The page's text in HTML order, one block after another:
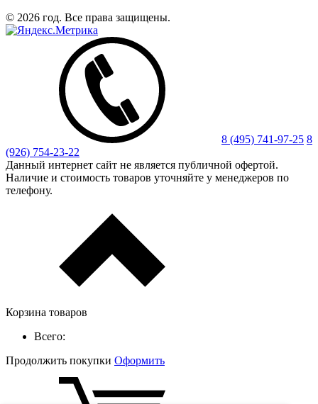
© 2026 год. Все права защищены.
8 (495) 741-97-25 8
(926) 754-23-22
Данный интернет сайт не является публичной офертой.
Наличие и стоимость товаров уточняйте у менеджеров по
телефону.
Корзина товаров
Всего:
Продолжить покупки Оформить